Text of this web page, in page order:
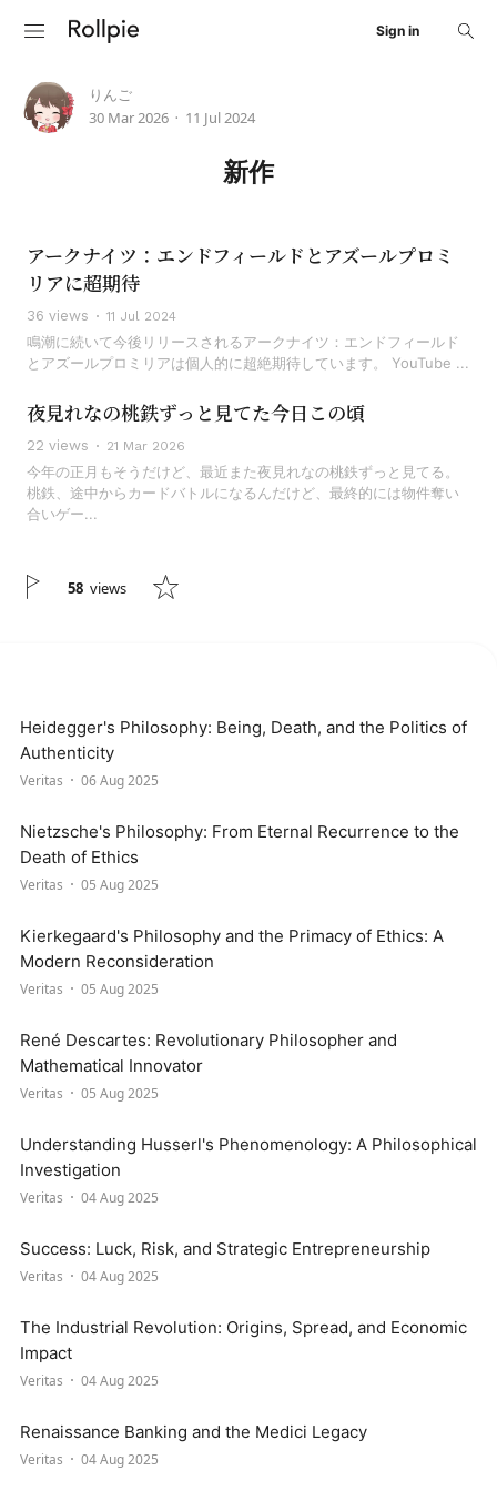
Sign in
りんご
30 Mar 2026 • 11 Jul 2024
新作
アークナイツ：エンドフィールドとアズールプロミ
リアに超期待
36 views 11 Jul 2024
鳴潮に続いて今後リリースされるアークナイツ：エンドフィールド
とアズールプロミリアは個人的に超絶期待しています。 YouTube ...
夜見れなの桃鉄ずっと見てた今日この頃
22 views 21 Mar 2026
今年の正月もそうだけど、最近また夜見れなの桃鉄ずっと見てる。
桃鉄、途中からカードバトルになるんだけど、最終的には物件奪い
合いゲー...
58 views
Heidegger's Philosophy: Being, Death, and the Politics of
Authenticity
Veritas 06 Aug 2025
Nietzsche's Philosophy: From Eternal Recurrence to the
Death of Ethics
Veritas 05 Aug 2025
Kierkegaard's Philosophy and the Primacy of Ethics: A
Modern Reconsideration
Veritas 05 Aug 2025
René Descartes: Revolutionary Philosopher and
Mathematical Innovator
Veritas 05 Aug 2025
Understanding Husserl's Phenomenology: A Philosophical
Investigation
Veritas 04 Aug 2025
Success: Luck, Risk, and Strategic Entrepreneurship
Veritas 04 Aug 2025
The Industrial Revolution: Origins, Spread, and Economic
Impact
Veritas 04 Aug 2025
Renaissance Banking and the Medici Legacy
Veritas 04 Aug 2025